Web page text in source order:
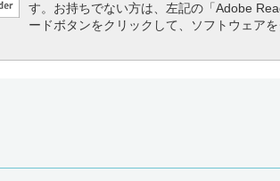
す。お持ちでない方は、左記の「Adobe
ードボタンをクリックして、ソフトウェア